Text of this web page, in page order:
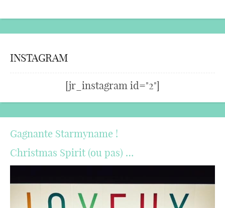
INSTAGRAM
[jr_instagram id="2"]
Gagnante Starmyname !
Christmas Spirit (ou pas) …